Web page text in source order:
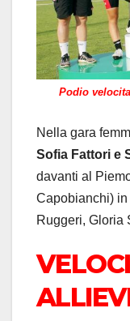
Podio
Nella gara
Sofia Fattori e
davanti al
Capobianchi) in
Ruggeri, Gloria